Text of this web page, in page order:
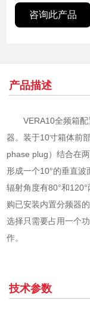
咨询此产品
产品描述
VERA10全频箱
器。装于10寸箱体前
phase plug）结合在
形成一个10°的垂直
辐射角度有80°和
购已安装内置分频器
选择只需要占用一个
作。
技术参数